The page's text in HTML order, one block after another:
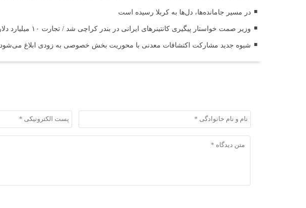
در مسیر جا‌مانده‌ها، دل‌ها به کربلا رسیده است
وزیر صمت خواستار پیگیری کانتینرهای ایرانی در بندر کراچی شد / تجارت ۱۰ میلیارد دلاری ایران و پاکستان
شیوه جدید مشارکت اکتشافات معدنی با محوریت بخش خصوصی به زودی ابلاغ می‌شود